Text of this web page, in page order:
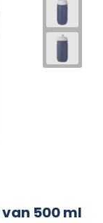
500 ml